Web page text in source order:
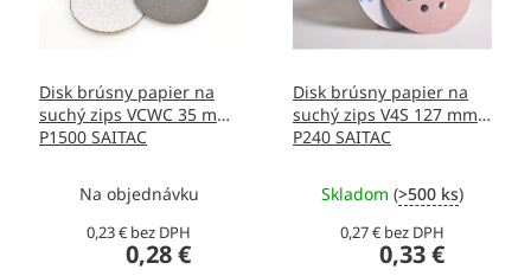
Disk brúsny papier na
suchý zips VCWC 35 mm
P1500 SAITAC
Na objednávku
0,23 € bez DPH
0,28 €
Disk brúsny papier na
suchý zips V4S 127 mm
P240 SAITAC
Skladom (>500 ks)
0,27 € bez DPH
0,33 €